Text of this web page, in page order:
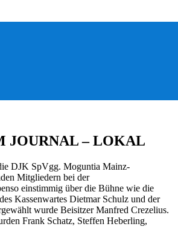
JOURNAL – LOKAL
DJK SpVgg. Moguntia Mainz-
Mitgliedern bei der
einstimmig über die Bühne wie die
Kassenwartes Dietmar Schulz und der
wurde Beisitzer Manfred Crezelius.
Frank Schatz, Steffen Heberling,